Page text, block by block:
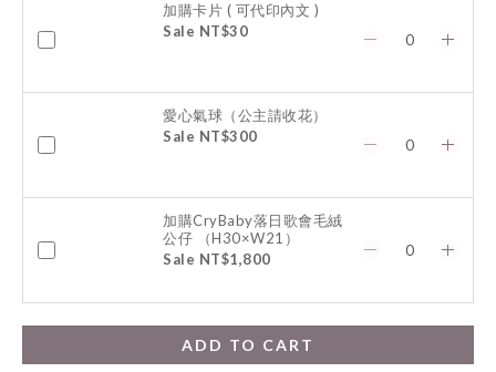
加購卡片 ( 可代印內文 )
Sale NT$30
愛心氣球（公主請收花）
Sale NT$300
加購CryBaby落日歌會毛絨
公仔 （H30×W21）
Sale NT$1,800
ADD TO CART